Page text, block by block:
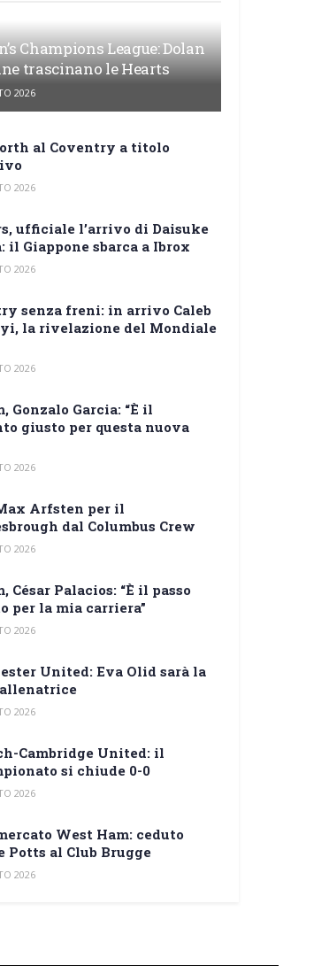
Champions League: Dolan
trascinano le Hearts
2026
al Coventry a titolo
2026
ufficiale l’arrivo di Daisuke
il Giappone sbarca a Ibrox
2026
senza freni: in arrivo Caleb
la rivelazione del Mondiale
2026
Gonzalo Garcia: “È il
giusto per questa nuova
2026
Arfsten per il
dal Columbus Crew
2026
César Palacios: “È il passo
per la mia carriera”
2026
United: Eva Olid sarà la
2026
Cambridge United: il
si chiude 0-0
2026
West Ham: ceduto
Potts al Club Brugge
2026